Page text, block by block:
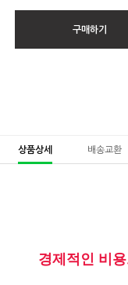
구매하기
상품상세 배송교환
경제적인 비